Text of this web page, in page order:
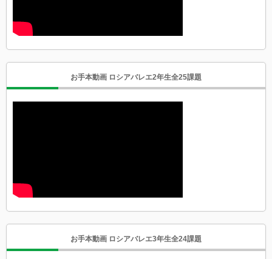
お手本動画 ロシアバレエ2年生全25課題
お手本動画 ロシアバレエ3年生全24課題